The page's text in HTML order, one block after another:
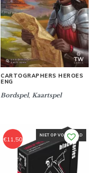
CARTOGRAPHERS HEROES
ENG
Bordspel, Kaartspel
NIET OP VOORRAAD
€11,50